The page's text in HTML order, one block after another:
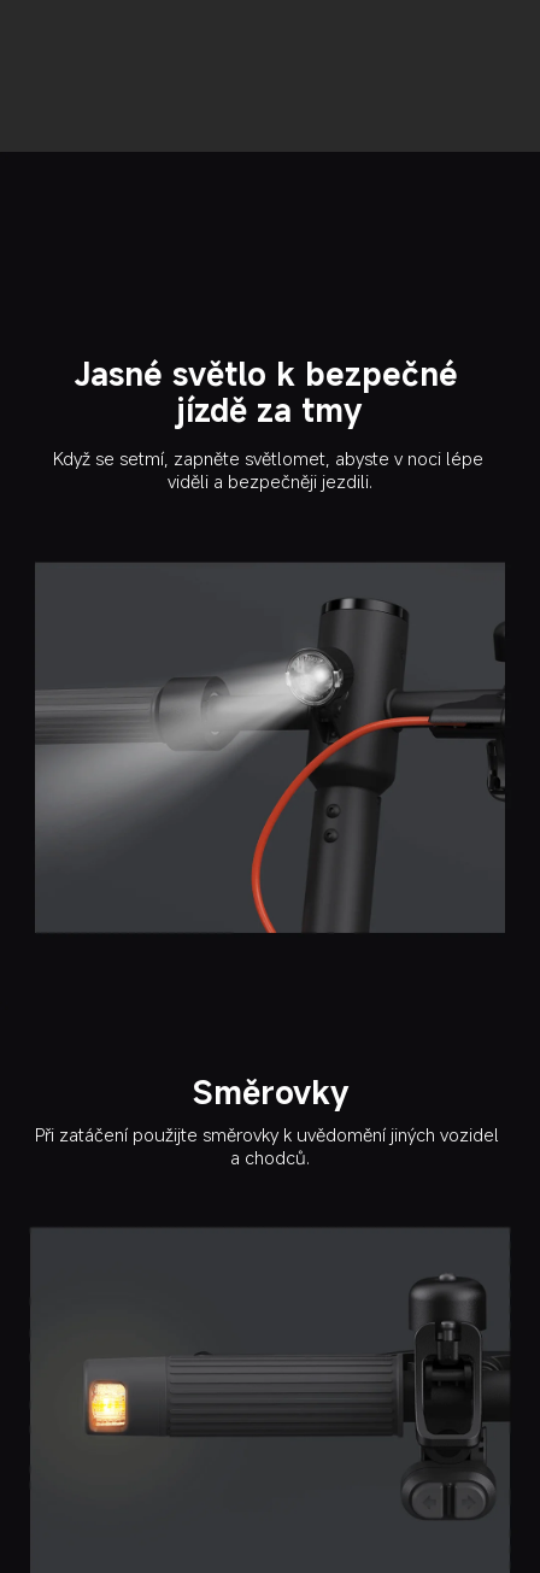
Jasné světlo k bezpečné
jízdě za tmy
Když se setmí, zapněte světlomet, abyste v noci lépe
viděli a bezpečněji jezdili.
Směrovky
Při zatáčení použijte směrovky k uvědomění jiných vozidel
a chodců.